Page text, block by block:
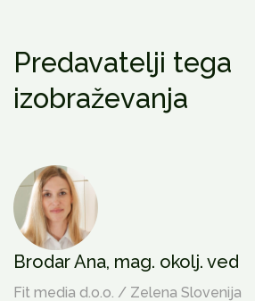
Predavatelji tega
izobraževanja
Brodar Ana, mag. okolj. ved
Fit media d.o.o. / Zelena Slovenija